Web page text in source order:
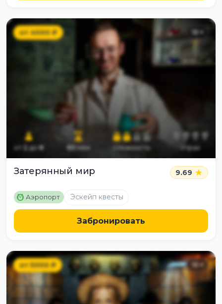
от4000₽ 12 +
от 2 до8 60 мин сложность страх
Затерянный мир 9.69
M Аэропорт Эскейп квесты
Забронировать
от5000₽ 12+